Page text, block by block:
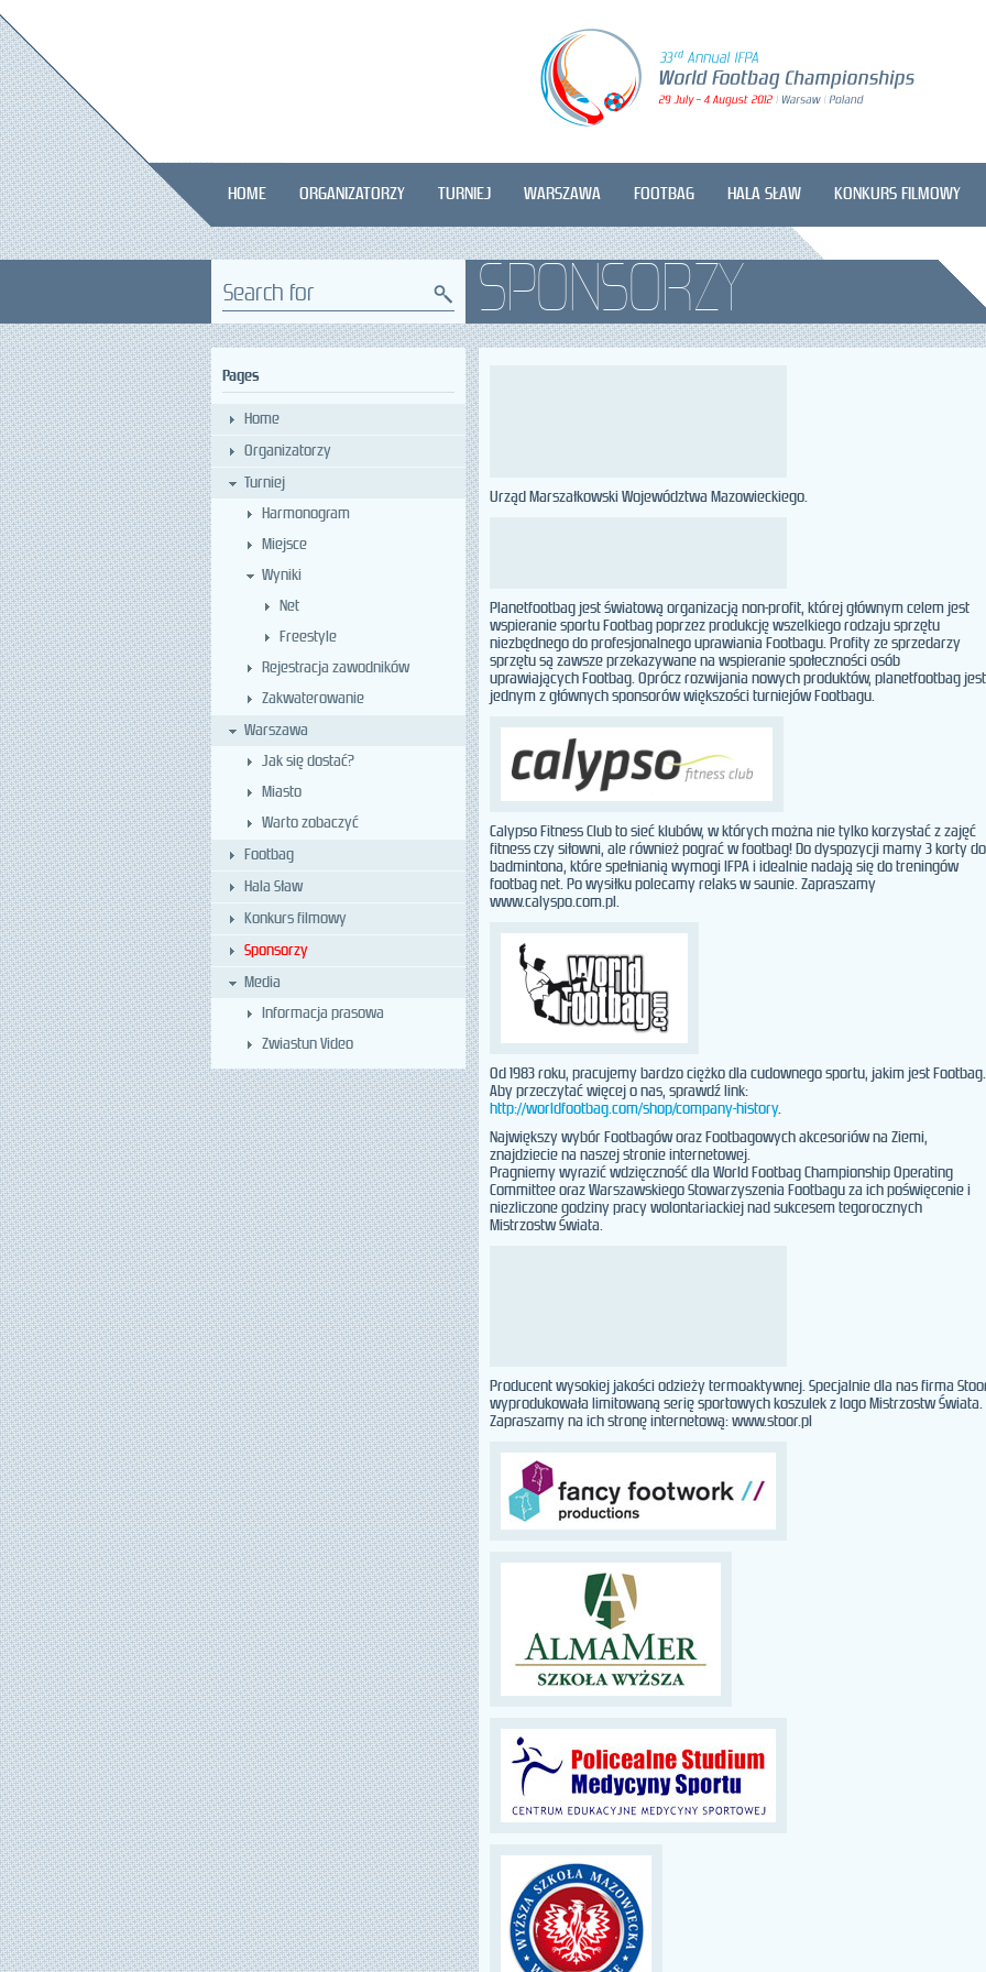
HOME ORGANIZATORZY TURNIEJ WARSZAWA FOOTBAG HALA SŁAW KONKURS FILMOWY
Search for
Pages
Home
Organizatorzy
Turniej
Harmonogram
Miejsce
Wyniki
Net
Freestyle
Rejestracja zawodników
Zakwaterowanie
Warszawa
Jak się dostać?
Miasto
Warto zobaczyć
Footbag
Hala Sław
Konkurs filmowy
Sponsorzy
Media
Informacja prasowa
Zwiastun Video
SPONSORZY
Urząd Marszałkowski Województwa Mazowieckiego.
Planetfootbag jest światową organizacją non-profit, której głównym celem jest
wspieranie sportu Footbag poprzez produkcję wszelkiego rodzaju sprzętu
niezbędnego do profesjonalnego uprawiania Footbagu. Profity ze sprzedarzy
sprzętu są zawsze przekazywane na wspieranie społeczności osób
uprawiających Footbag. Oprócz rozwijania nowych produktów, planetfootbag jest
jednym z głównych sponsorów większości turniejów Footbagu.
Calypso Fitness Club to sieć klubów, w których można nie tylko korzystać z zajęć
fitness czy siłowni, ale również pograć w footbag! Do dyspozycji mamy 3 korty do
badmintona, które spełnianią wymogi IFPA i idealnie nadają się do treningów
footbag net. Po wysiłku polecamy relaks w saunie. Zapraszamy
www.calyspo.com.pl.
Od 1983 roku, pracujemy bardzo ciężko dla cudownego sportu, jakim jest Footbag.
Aby przeczytać więcej o nas, sprawdź link:
http://worldfootbag.com/shop/company-history.
Największy wybór Footbagów oraz Footbagowych akcesoriów na Ziemi,
znajdziecie na naszej stronie internetowej.
Pragniemy wyrazić wdzięczność dla World Footbag Championship Operating
Committee oraz Warszawskiego Stowarzyszenia Footbagu za ich poświęcenie i
niezliczone godziny pracy wolontariackiej nad sukcesem tegorocznych
Mistrzostw Świata.
Producent wysokiej jakości odzieży termoaktywnej. Specjalnie dla nas firma
wyprodukowała limitowaną serię sportowych koszulek z logo Mistrzostw Świata.
Zapraszamy na ich stronę internetową: www.stoor.pl